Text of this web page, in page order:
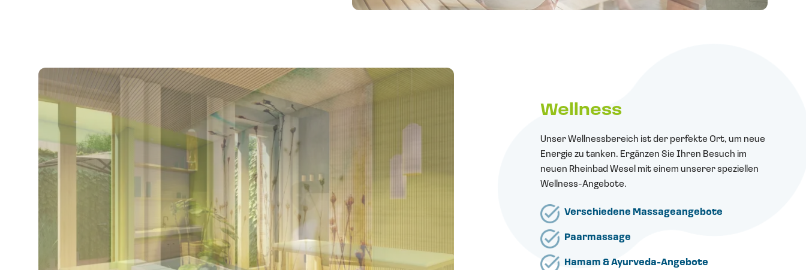
Wellness
Unser Wellnessbereich ist der perfekte Ort, um neue
Energie zu tanken. Ergänzen Sie Ihren Besuch im
neuen Rheinbad Wesel mit einem unserer speziellen
Wellness-Angebote.
Verschiedene Massageangebote
Paarmassage
Hamam & Ayurveda-Angebote